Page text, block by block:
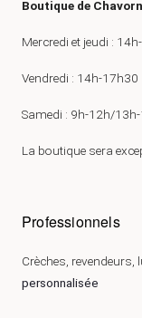
Boutique de
Mercredi et jeudi :
Vendredi : 14h-17h30
Samedi : 9h-12h/
La boutique sera
Professionnels
Crèches, revendeurs,
personnalisée